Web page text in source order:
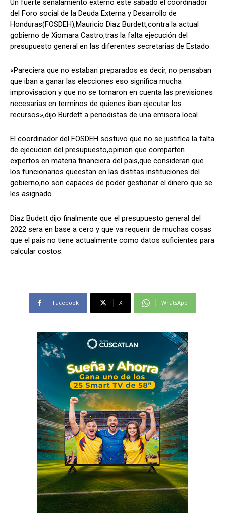
Comparta
Facebook X WhatsApp
Síganos
Comparta
Facebook X WhatsApp
Síganos
Un fuerte señalamiento externo este sabado el coordinador
del Foro social de la Deuda Externa y Desarrollo de
Honduras(FOSDEH),Mauricio Diaz Burdett,contra la actual
gobierno de Xiomara Castro,tras la falta ejecución del
presupuesto general en las diferentes secretarias de Estado.
«Pareciera que no estaban preparados es decir, no pensaban
que iban a ganar las elecciones eso significa mucha
improvisacion y que no se tomaron en cuenta las previsiones
necesarias en terminos de quienes iban ejecutar los
recursos»,dijo Burdett a periodistas de una emisora local.
El coordinador del FOSDEH sostuvo que no se justifica la falta
de ejecucion del presupuesto,opinion que comparten
expertos en materia financiera del pais,que consideran que
los funcionarios queestan en las distitas instituciones del
gobierno,no son capaces de poder gestionar el dinero que se
les asignado.
Diaz Budett dijo finalmente que el presupuesto general del
2022 sera en base a cero y que va requerir de muchas cosas
que el pais no tiene actualmente como datos suficientes para
calcular costos.
Facebook X WhatsApp